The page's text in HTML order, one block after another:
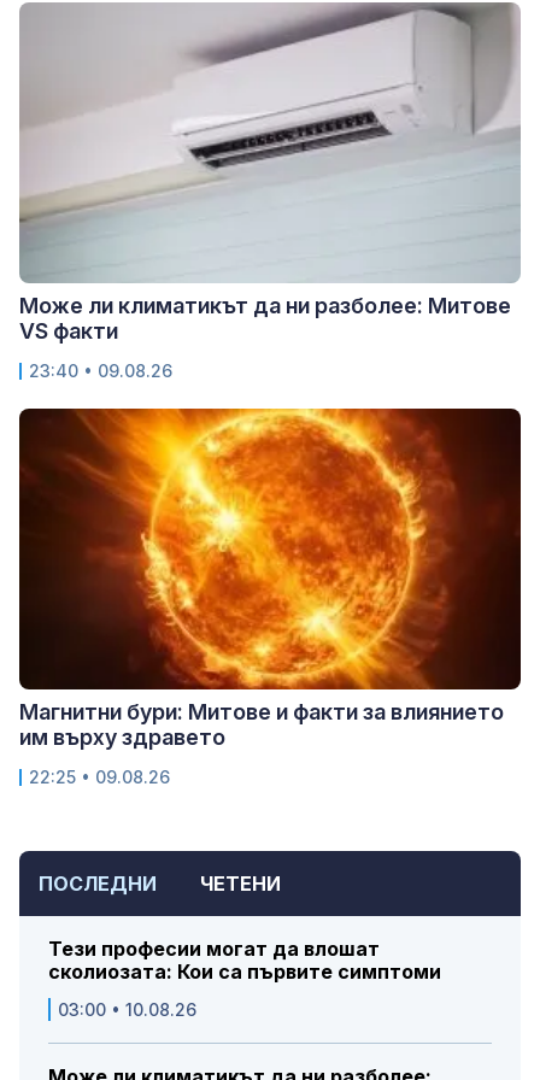
ПОСЛЕДНИ ЧЕТЕНИ
Тези професии могат да влошат
сколиозата: Кои са първите симптоми
03:00 • 10.08.26
Може ли климатикът да ни разболее: Митове
VS факти
23:40 • 09.08.26
Магнитни бури: Митове и факти за влиянието
им върху здравето
22:25 • 09.08.26